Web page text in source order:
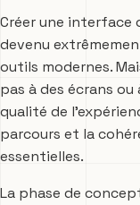
Créer une interface
devenu
outils modernes.
pas à des écrans
qualité de
parcours et la
essentielles.
La phase de